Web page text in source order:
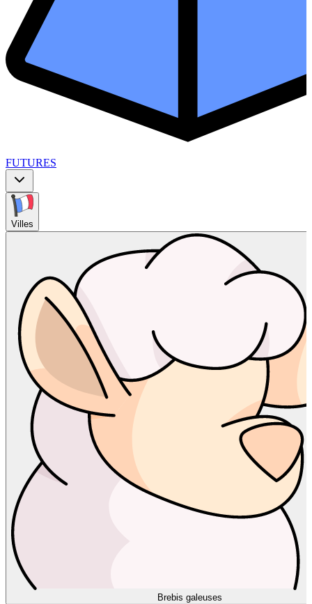
FUTURES
Villes
Brebis galeuses